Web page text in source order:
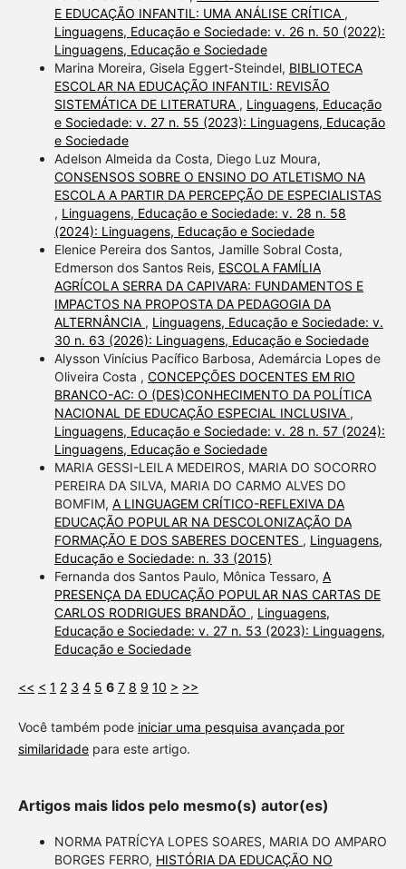
E EDUCAÇÃO INFANTIL: UMA ANÁLISE CRÍTICA ,
Linguagens, Educação e Sociedade: v. 26 n. 50 (2022):
Linguagens, Educação e Sociedade
Marina Moreira, Gisela Eggert-Steindel, BIBLIOTECA
ESCOLAR NA EDUCAÇÃO INFANTIL: REVISÃO
SISTEMÁTICA DE LITERATURA , Linguagens, Educação
e Sociedade: v. 27 n. 55 (2023): Linguagens, Educação
e Sociedade
Adelson Almeida da Costa, Diego Luz Moura,
CONSENSOS SOBRE O ENSINO DO ATLETISMO NA
ESCOLA A PARTIR DA PERCEPÇÃO DE ESPECIALISTAS
, Linguagens, Educação e Sociedade: v. 28 n. 58
(2024): Linguagens, Educação e Sociedade
Elenice Pereira dos Santos, Jamille Sobral Costa,
Edmerson dos Santos Reis, ESCOLA FAMÍLIA
AGRÍCOLA SERRA DA CAPIVARA: FUNDAMENTOS E
IMPACTOS NA PROPOSTA DA PEDAGOGIA DA
ALTERNÂNCIA , Linguagens, Educação e Sociedade: v.
30 n. 63 (2026): Linguagens, Educação e Sociedade
Alysson Vinícius Pacífico Barbosa, Ademárcia Lopes de
Oliveira Costa , CONCEPÇÕES DOCENTES EM RIO
BRANCO-AC: O (DES)CONHECIMENTO DA POLÍTICA
NACIONAL DE EDUCAÇÃO ESPECIAL INCLUSIVA ,
Linguagens, Educação e Sociedade: v. 28 n. 57 (2024):
Linguagens, Educação e Sociedade
MARIA GESSI-LEILA MEDEIROS, MARIA DO SOCORRO
PEREIRA DA SILVA, MARIA DO CARMO ALVES DO
BOMFIM, A LINGUAGEM CRÍTICO-REFLEXIVA DA
EDUCAÇÃO POPULAR NA DESCOLONIZAÇÃO DA
FORMAÇÃO E DOS SABERES DOCENTES , Linguagens,
Educação e Sociedade: n. 33 (2015)
Fernanda dos Santos Paulo, Mônica Tessaro, A
PRESENÇA DA EDUCAÇÃO POPULAR NAS CARTAS DE
CARLOS RODRIGUES BRANDÃO , Linguagens,
Educação e Sociedade: v. 27 n. 53 (2023): Linguagens,
Educação e Sociedade
<< < 1 2 3 4 5 6 7 8 9 10 > >>
Você também pode iniciar uma pesquisa avançada por
similaridadepara este artigo.
Artigos mais lidos pelo mesmo(s) autor(es)
NORMA PATRÍCYA LOPES SOARES, MARIA DO AMPARO
BORGES FERRO, HISTÓRIA DA EDUCAÇÃO NO